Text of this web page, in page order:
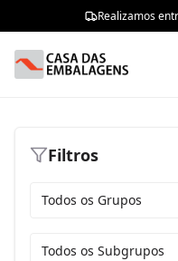
Realizamos
Filtros
Todos os Grupos
Todos os Subgrupos